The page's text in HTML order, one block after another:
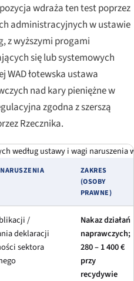
wdraża ten test poprzez
administracyjnych w ustawie
z wyższymi progami
się lub systemowych
WAD łotewska ustawa
nad kary pieniężne w
zgodna z szerszą
Rzecznika.
według ustawy i wagi naruszenia
ZAKRES
(OSOBY
PRAWNE)
/
deklaracji
sektora
Nakaz działań
naprawczych;
280 – 1 400 €
przy
recydywie